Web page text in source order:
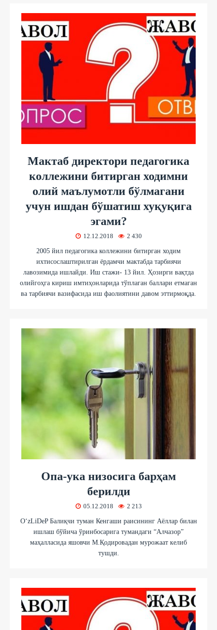
Мактаб директори педагогика
коллежини битирган ходимни
олий маълумотли бўлмагани
учун ишдан бўшатиш хуқуқига
эгами?
12.12.2018 2 430
2005 йил педагогика коллежини битирган ходим
ихтисослаштирилган ёрдамчи мактабда тарбиячи
лавозимида ишлайди. Иш стажи- 13 йил. Ҳозирги вақтда
олийгоҳга кириш имтиҳонларида тўплаган баллари етмаган
ва тарбиячи вазифасида иш фаолиятини давом эттирмоқда.
Опа-ука низосига барҳам
берилди
05.12.2018 2 213
O‘zLiDeP Балиқчи туман Кенгаши раисининг Аёллар билан
ишлаш бўйича ўринбосарига тумандаги “Алчазор”
маҳалласида яшовчи М.Қодировадан мурожаат келиб
тушди.